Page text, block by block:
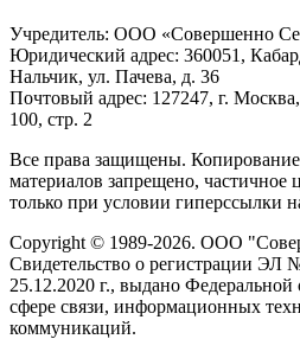
Учредитель: ООО «Совершенно
Юридический адрес: 360051,
Нальчик, ул. Пачева, д. 36
Почтовый адрес: 127247, г.
100, стр. 2
Все права защищены.
материалов запрещено, частичное
только при условии гиперссылки
Copyright © 1989-2026. ООО
Свидетельство о регистрации ЭЛ
25.12.2020 г., выдано
сфере связи, информационных
коммуникаций.